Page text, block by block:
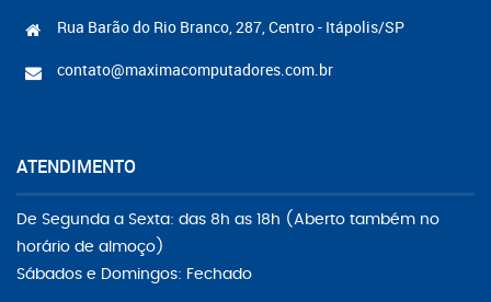
Rua Barão do Rio Branco, 287, Centro - Itápolis/SP
contato@maximacomputadores.com.br
ATENDIMENTO
De Segunda a Sexta: das 8h as 18h (Aberto também no
horário de almoço)
Sábados e Domingos: Fechado